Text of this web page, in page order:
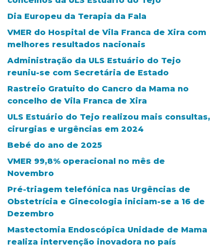
Dia Europeu da Terapia da Fala
VMER do Hospital de Vila Franca de Xira com
melhores resultados nacionais
Administração da ULS Estuário do Tejo
reuniu-se com Secretária de Estado
Rastreio Gratuito do Cancro da Mama no
concelho de Vila Franca de Xira
ULS Estuário do Tejo realizou mais consultas,
cirurgias e urgências em 2024
Bebé do ano de 2025
VMER 99,8% operacional no mês de
Novembro
Pré-triagem telefónica nas Urgências de
Obstetrícia e Ginecologia iniciam-se a 16 de
Dezembro
Mastectomia Endoscópica Unidade de Mama
realiza intervenção inovadora no país